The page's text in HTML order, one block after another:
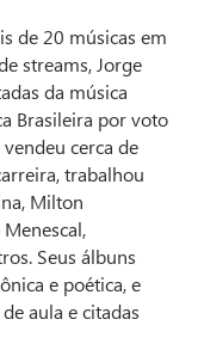
de 20 músicas em
streams, Jorge
da música
Brasileira por voto
cerca de
trabalhou
Milton
Seus álbuns
e poética, e
aula e citadas